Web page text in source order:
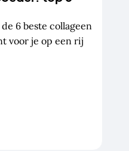
6 beste collageen
voor je op een rij